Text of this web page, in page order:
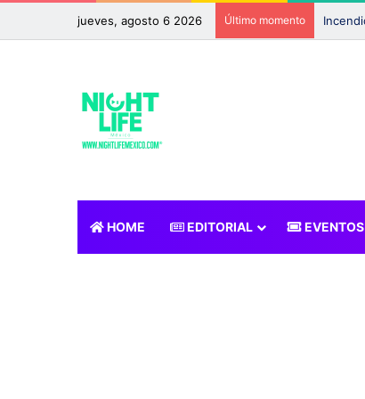
jueves, agosto 6 2026 Último momento
HOME EDITORIAL EVENTOS